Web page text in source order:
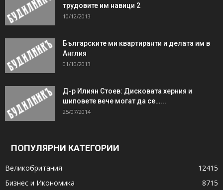
трудовите им навици 2
10/12/2013
Българските ми квартиранти и делата им в
Англия
01/10/2013
Д-р Илиян Стоев: Дисковата херния и
шиповете вече могат да се…...
25/07/2014
ПОПУЛЯРНИ КАТЕГОРИИ
Великобритания
12415
Бизнес и Икономика
8715